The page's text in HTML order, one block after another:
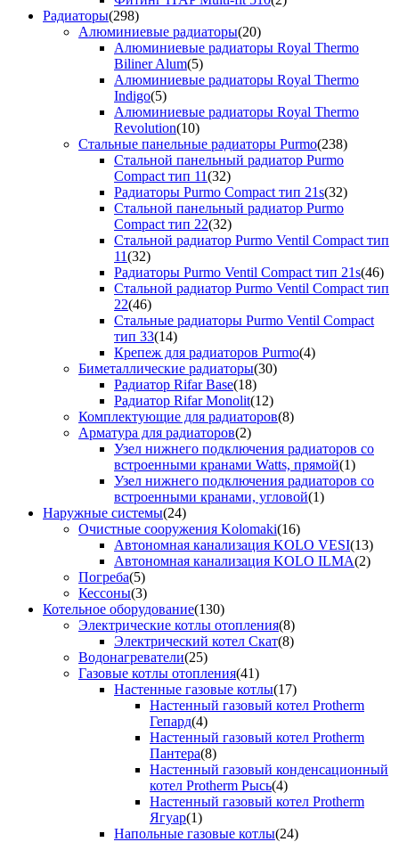
Радиаторы(298)
Алюминиевые радиаторы(20)
Алюминиевые радиаторы Royal Thermo
Biliner Alum(5)
Алюминиевые радиаторы Royal Thermo
Indigo(5)
Алюминиевые радиаторы Royal Thermo
Revolution(10)
Стальные панельные радиаторы Purmo(238)
Стальной панельный радиатор Purmo
Compact тип 11(32)
Радиаторы Purmo Compact тип 21s(32)
Стальной панельный радиатор Purmo
Compact тип 22(32)
Стальной радиатор Purmo Ventil Compact тип
11(32)
Радиаторы Purmo Ventil Compact тип 21s(46)
Стальной радиатор Purmo Ventil Compact тип
22(46)
Стальные радиаторы Purmo Ventil Compact
тип 33(14)
Крепеж для радиаторов Purmo(4)
Биметаллические радиаторы(30)
Радиатор Rifar Base(18)
Радиатор Rifar Monolit(12)
Комплектующие для радиаторов(8)
Арматура для радиаторов(2)
Узел нижнего подключения радиаторов со
встроенными кранами Watts, прямой(1)
Узел нижнего подключения радиаторов со
встроенными кранами, угловой(1)
Наружные системы(24)
Очистные сооружения Kolomaki(16)
Автономная канализация KOLO VESI(13)
Автономная канализация KOLO ILMA(2)
Погреба(5)
Кессоны(3)
Котельное оборудование(130)
Электрические котлы отопления(8)
Электрический котел Скат(8)
Водонагреватели(25)
Газовые котлы отопления(41)
Настенные газовые котлы(17)
Настенный газовый котел Protherm
Гепард(4)
Настенный газовый котел Protherm
Пантера(8)
Настенный газовый конденсационный
котел Protherm Рысь(4)
Настенный газовый котел Protherm
Ягуар(1)
Напольные газовые котлы(24)